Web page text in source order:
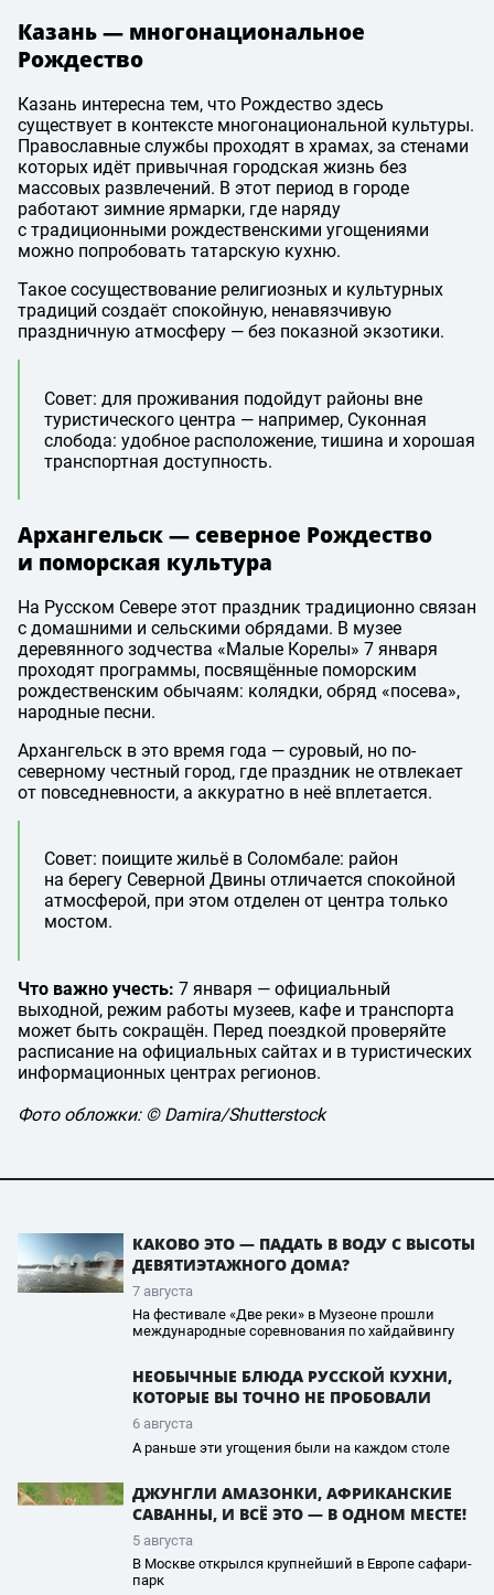
Казань — многонациональное
Рождество
Казань интересна тем, что Рождество здесь
существует в контексте многонациональной культуры.
Православные службы проходят в храмах, за стенами
которых идёт привычная городская жизнь без
массовых развлечений. В этот период в городе
работают зимние ярмарки, где наряду
с традиционными рождественскими угощениями
можно попробовать татарскую кухню.
Такое сосуществование религиозных и культурных
традиций создаёт спокойную, ненавязчивую
праздничную атмосферу — без показной экзотики.
Совет: для проживания подойдут районы вне
туристического центра — например, Суконная
слобода: удобное расположение, тишина и хорошая
транспортная доступность.
Архангельск — северное Рождество
и поморская культура
На Русском Севере этот праздник традиционно связан
с домашними и сельскими обрядами. В музее
деревянного зодчества «Малые Корелы» 7 января
проходят программы, посвящённые поморским
рождественским обычаям: колядки, обряд «посева»,
народные песни.
Архангельск в это время года — суровый, но по-
северному честный город, где праздник не отвлекает
от повседневности, а аккуратно в неё вплетается.
Совет: поищите жильё в Соломбале: район
на берегу Северной Двины отличается спокойной
атмосферой, при этом отделен от центра только
мостом.
Что важно учесть: 7 января — официальный
выходной, режим работы музеев, кафе и транспорта
может быть сокращён. Перед поездкой проверяйте
расписание на официальных сайтах и в туристических
информационных центрах регионов.
Фото обложки: © Damira/Shutterstock
КАКОВО ЭТО — ПАДАТЬ В ВОДУ С ВЫСОТЫ
ДЕВЯТИЭТАЖНОГО ДОМА?
7 августа
На фестивале «Две реки» в Музеоне прошли
международные соревнования по хайдайвингу
НЕОБЫЧНЫЕ БЛЮДА РУССКОЙ КУХНИ,
КОТОРЫЕ ВЫ ТОЧНО НЕ ПРОБОВАЛИ
6 августа
А раньше эти угощения были на каждом столе
ДЖУНГЛИ АМАЗОНКИ, АФРИКАНСКИЕ
САВАННЫ, И ВСЁ ЭТО — В ОДНОМ МЕСТЕ!
5 августа
В Москве открылся крупнейший в Европе сафари-
парк